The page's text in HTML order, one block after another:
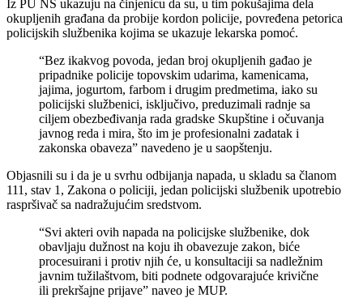
Iz PU NS ukazuju na činjenicu da su, u tim pokušajima dela
okupljenih građana da probije kordon policije, povređena petorica
policijskih službenika kojima se ukazuje lekarska pomoć.
“Bez ikakvog povoda, jedan broj okupljenih gađao je
pripadnike policije topovskim udarima, kamenicama,
jajima, jogurtom, farbom i drugim predmetima, iako su
policijski službenici, isključivo, preduzimali radnje sa
ciljem obezbeđivanja rada gradske Skupštine i očuvanja
javnog reda i mira, što im je profesionalni zadatak i
zakonska obaveza” navedeno je u saopštenju.
Objasnili su i da je u svrhu odbijanja napada, u skladu sa članom
111, stav 1, Zakona o policiji, jedan policijski službenik upotrebio
raspršivač sa nadražujućim sredstvom.
“Svi akteri ovih napada na policijske službenike, dok
obavljaju dužnost na koju ih obavezuje zakon, biće
procesuirani i protiv njih će, u konsultaciji sa nadležnim
javnim tužilaštvom, biti podnete odgovarajuće krivične
ili prekršajne prijave” naveo je MUP.